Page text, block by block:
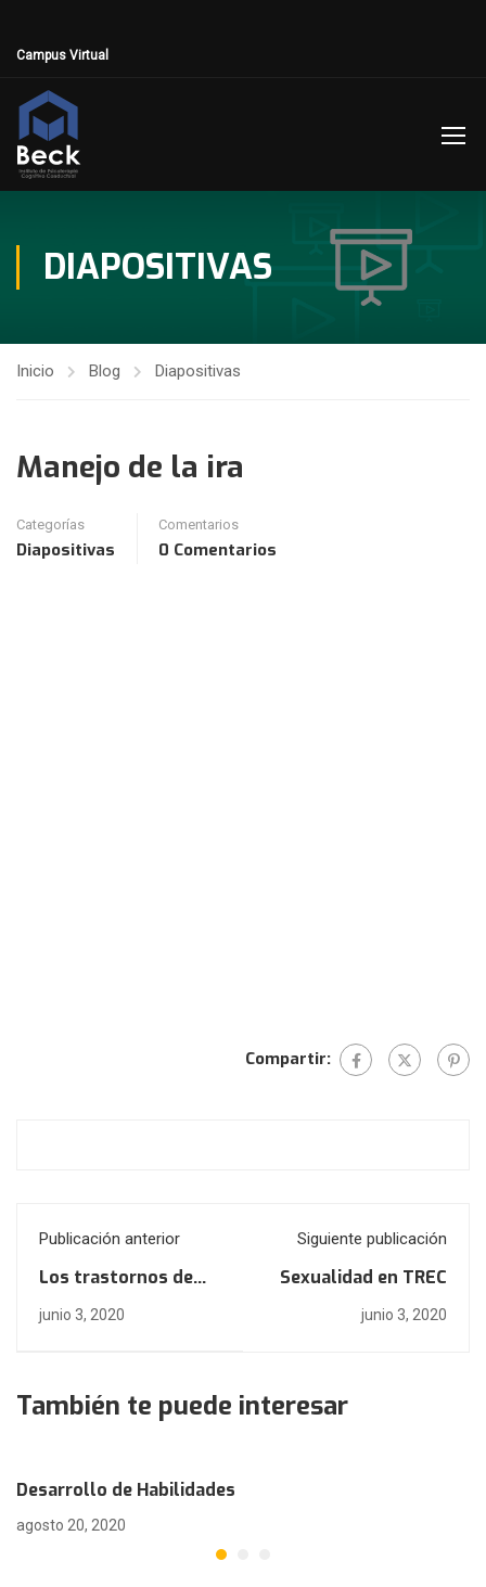
Campus Virtual
DIAPOSITIVAS
Inicio Blog Diapositivas
Manejo de la ira
Categorías
Diapositivas
Comentarios
0 Comentarios
Compartir:
Publicación anterior
Los trastornos de
Ansiedad
junio 3, 2020
Siguiente publicación
Sexualidad en TREC
junio 3, 2020
También te puede interesar
Desarrollo de Habilidades
agosto 20, 2020